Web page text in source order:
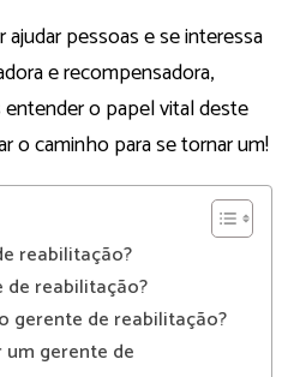
pessoas e se interessa
e recompensadora,
o papel vital deste
o caminho para se tornar um!
reabilitação?
de reabilitação?
gerente de reabilitação?
gerente de